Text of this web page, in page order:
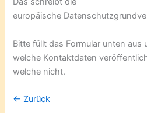
europäische
Bitte füllt das Formular unten aus
welche Kontaktdaten
welche nicht.
← Zurück